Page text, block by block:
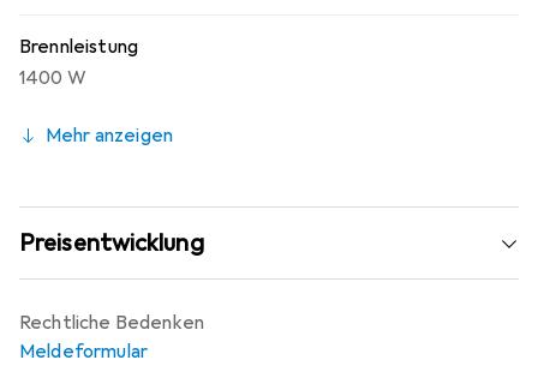
Brennleistung
1400 W
Mehr anzeigen
Preisentwicklung
Rechtliche Bedenken
Meldeformular